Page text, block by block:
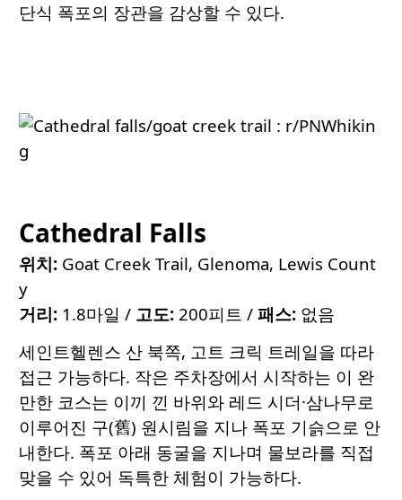
단식 폭포의 장관을 감상할 수 있다.
Cathedral Falls
위치: Goat Creek Trail, Glenoma, Lewis Count
y
거리: 1.8마일 / 고도: 200피트 / 패스: 없음
세인트헬렌스 산 북쪽, 고트 크릭 트레일을 따라
접근 가능하다. 작은 주차장에서 시작하는 이 완
만한 코스는 이끼 낀 바위와 레드 시더·삼나무로
이루어진 구(舊) 원시림을 지나 폭포 기슭으로 안
내한다. 폭포 아래 동굴을 지나며 물보라를 직접
맞을 수 있어 독특한 체험이 가능하다.